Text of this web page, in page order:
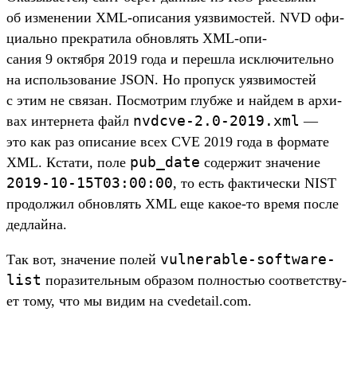
об изме­нении XML-опи­сания уяз­вимос­тей. NVD офи­
циаль­но прек­ратила обновлять XML-опи­
сания 9 октября 2019 года и переш­ла исклю­читель­но
на исполь­зование JSON. Но про­пуск уяз­вимос­тей
с этим не свя­зан. Пос­мотрим глуб­же и най­дем в архи­
вах интерне­та файл nvdcve-2. 0-2019. xml —
это как раз опи­сание всех CVE 2019 года в фор­мате
XML. Кста­ти, поле pub_date содер­жит зна­чение
2019-10-15T03: 00: 00, то есть фак­тичес­ки NIST
про­дол­жил обновлять XML еще какое‑то вре­мя пос­ле
дед­лай­на.
Так вот, зна­чение полей vulnerable-software-
list порази­тель­ным обра­зом пол­ностью соот­ветс­тву­
ет тому, что мы видим на cvedetail.com.